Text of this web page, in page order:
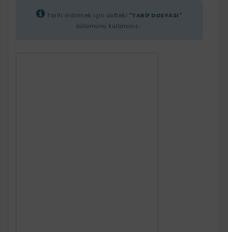
Tarifi indirmek için üstteki "TARİF DOSYASI"
bölümünü kullanınız...